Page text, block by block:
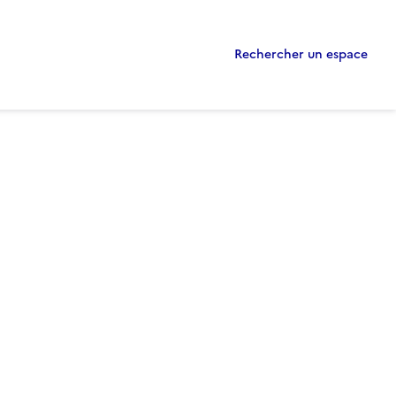
Rechercher un espace